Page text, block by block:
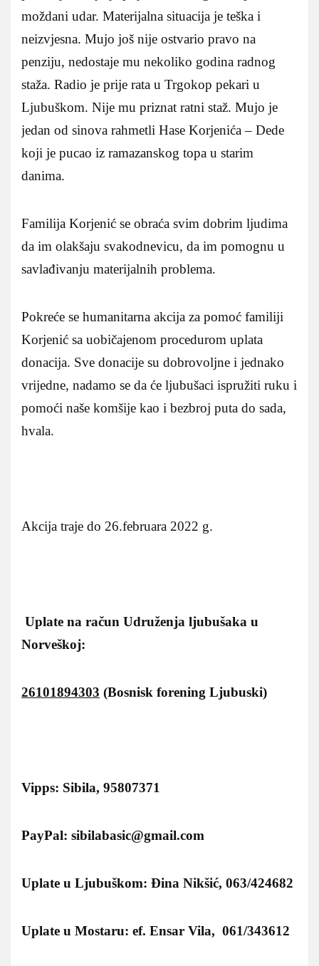
moždani udar. Materijalna situacija je teška i
neizvjesna. Mujo još nije ostvario pravo na
penziju, nedostaje mu nekoliko godina radnog
staža. Radio je prije rata u Trgokop pekari u
Ljubuškom. Nije mu priznat ratni staž. Mujo je
jedan od sinova rahmetli Hase Korjenića – Dede
koji je pucao iz ramazanskog topa u starim
danima.
Familija Korjenić se obraća svim dobrim ljudima
da im olakšaju svakodnevicu, da im pomognu u
savlađivanju materijalnih problema.
Pokreće se humanitarna akcija za pomoć familiji
Korjenić sa uobičajenom procedurom uplata
donacija. Sve donacije su dobrovoljne i jednako
vrijedne, nadamo se da će ljubušaci ispružiti ruku i
pomoći naše komšije kao i bezbroj puta do sada,
hvala.
Akcija traje do 26.februara 2022 g.
Uplate na račun Udruženja ljubušaka u
Norveškoj:
26101894303 (Bosnisk forening Ljubuski)
Vipps: Sibila, 95807371
PayPal: sibilabasic@gmail.com
Uplate u Ljubuškom: Đina Nikšić, 063/424682
Uplate u Mostaru: ef. Ensar Vila, 061/343612